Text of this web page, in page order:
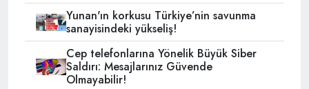
Yunan'ın korkusu Türkiye’nin savunma
sanayisindeki yükseliş!
Cep telefonlarına Yönelik Büyük Siber
Saldırı: Mesajlarınız Güvende
Olmayabilir!